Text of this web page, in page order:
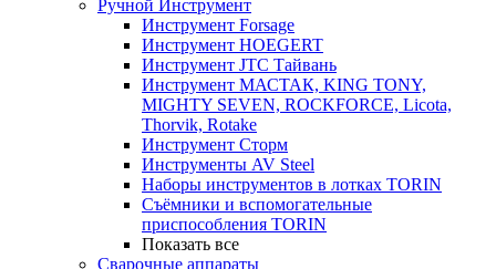
Ручной Инструмент
Инструмент Forsage
Инструмент HOEGERT
Инструмент JTC Тайвань
Инструмент МАСТАК, KING TONY,
MIGHTY SEVEN, ROCKFORCE, Licota,
Thorvik, Rotake
Инструмент Сторм
Инструменты AV Steel
Наборы инструментов в лотках TORIN
Съёмники и вспомогательные
приспособления TORIN
Показать все
Сварочные аппараты